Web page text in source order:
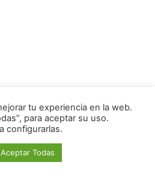
tu experiencia en la web.
para aceptar su uso.
configurarlas.
Aceptar Todas